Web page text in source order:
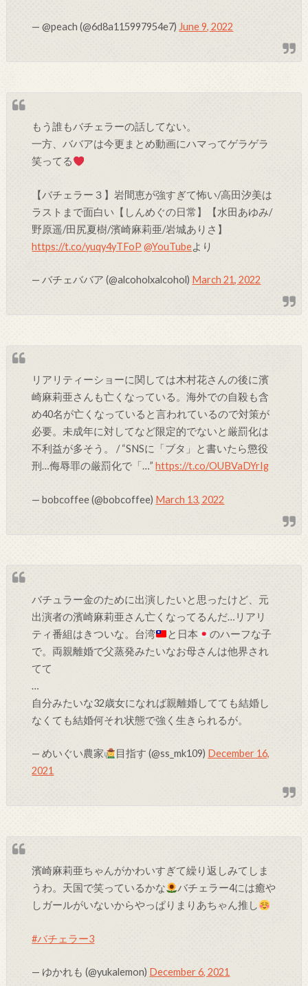
— @peach (@6d8a115997954e7) June 9, 2022
もう誰もバチェラーの話してない。
一方、ババアは今更まとめ動画にハマってゲラゲラ
笑ってる
【バチェラー３】岩間恵が強すぎて怖い/高田汐美は
ラストまで面白い【しんめぐの日常】【水田あゆみ/
野原遥/田尻夏樹/濱崎麻莉亜/岩城ありさ】
https://t.co/yuqy4yTFoP @YouTubeより
— バチェババア (@alcoholxalcohol) March 21, 2022
リアリティーショーに関しては木村花さんの後に濱
崎麻莉亜さんも亡くなっている。海外での自殺も含
め40名が亡くなっていると言われているので対策が
必要。未成年に対してなど限定的でないと厳罰化は
不利益が多そう。 / “SNSに「ブタ」と書いたら懲役
刑…侮辱罪の厳罰化で「…”https://t.co/OUBVaDYrIg
— bobcoffee (@bobcoffee) March 13, 2022
バチュラー金のために出演したいと思ったけど、元
出演者の濱崎麻莉亜さん亡くなってるんだ…リアリ
ティ番組はきついな。台湾
と日本
のハーフな子
で。両親離婚で父蒸発みたいなお母さんは他界され
てて
…
自分みたいな32歳女になれば親離婚してても結婚し
なくても結婚何それ状態で強く生きられるが。
— めいぐい農家 目指す (@ss_mk109) December 16,
2021
濱崎麻莉亜ちゃんがかわいすぎて繰り返しみてしま
うわ。天国で笑っているかな
バチェラー4には癒や
しガールがいないからやっぱりまりあちゃん推し
#バチェラー3
— ゆかれも (@yukalemon) December 6, 2021